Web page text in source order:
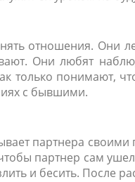
отношения. Они
Они любят
только понимают,
с бывшими.
партнера
чтобы партнер сам
и бесить. После